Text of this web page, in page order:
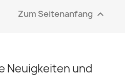
Zum Seitenanfang 
Neuigkeiten und